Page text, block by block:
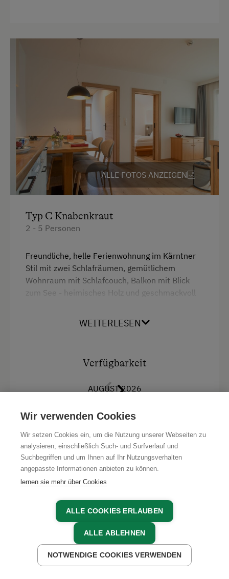
Heizung
Balkon/Terrasse
Getränkeerwerb im Haus
Reinigungsausstattung im Hotel
Toilette
Wlan
Küchenausstattung
Kühlschrank
Doppelbett (Kingsize)
Schrankbett
ALLE FOTOS ANZEIGEN
Typ C Knabenkraut
2 - 5 Personen
Freundliche, helle Ferienwohnung im Kärntner
Stil mit zwei Schlafräumen, gemütlichem
Wohnraum mit Schlafcouch, Balkon mit Blick
zum See - heimisches Holz und geschmackvoll
Ausstattung: Doppelwaschbecken, WC und
Bettwäsche, Elektroherd, Geschirrausstattung,
Küchenzeile, Kühlschrank,
Ausstattung
Balkon/Terrasse
Dusche
Fernseher
Haarföhn
Handtücher
Mikrowelle
Safe
WEITERLESEN
Verfügbarkeit
AUGUST 2026
SA
1
SO
2
MO
3
DI
4
MI
5
DO
6
7
8
SO
9
MO
10
DI
11
MI
12
DO
13
FR
14
SA
15
SO
MO
DI
18
MI
19
DO
20
21
22
23
MI
28
29
30
JETZT ANFRAGEN JETZT BUCHEN
Wir verwenden Cookies
Wir setzen Cookies ein, um die Nutzung unserer Webseiten zu
analysieren, einschließlich Such- und Surfverlauf und
Suchbegriffen und um Ihnen auf Ihr Nutzungsverhalten
angepasste Informationen anbieten zu können.
lernen sie mehr über Cookies
ALLE COOKIES ERLAUBEN
ALLE ABLEHNEN
NOTWENDIGE COOKIES VERWENDEN